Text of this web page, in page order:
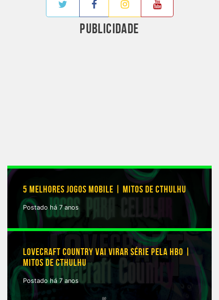
PUBLICIDADE
5 MELHORES JOGOS MOBILE | MITOS DE CTHULHU
Postado há 7 anos
LOVECRAFT COUNTRY VAI VIRAR SÉRIE PELA HBO |
MITOS DE CTHULHU
Postado há 7 anos